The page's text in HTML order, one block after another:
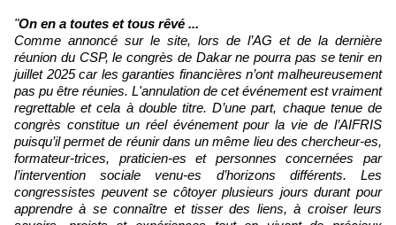
"
On en a toutes et tous rêvé ...
Comme annoncé sur le site, lors de l’AG et de la dernière
réunion du CSP, le congrès de Dakar ne pourra pas se tenir en
juillet 2025 car les garanties financières n’ont malheureusement
pas pu être réunies. L'annulation de cet événement est vraiment
regrettable et cela à double titre. D’une part, chaque tenue de
congrès constitue un réel événement pour la vie de l’AIFRIS
puisqu’il permet de réunir dans un même lieu des chercheur-es,
formateur-trices, praticien-es et personnes concernées par
l’intervention sociale venu-es d’horizons différents. Les
congressistes peuvent se côtoyer plusieurs jours durant pour
apprendre à se connaître et tisser des liens, à croiser leurs